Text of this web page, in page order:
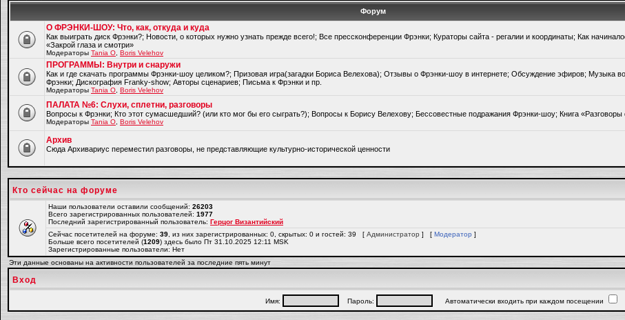
Форум
О ФРЭНКИ-ШОУ: Что, как, откуда и куда
Как выиграть диск Фрэнки?; Новости, о которых нужно узнать прежде всего!; Все прессконференции Фрэнки; Кураторы сайта - регалии и координаты; Как
«Закрой глаза и смотри»
Модераторы Tania O Boris Velehov
ПРОГРАММЫ: Внутри и снаружи
Как и где скачать программы Фрэнки-шоу целиком?; Призовая игра(загадки Бориса Велехова); Отзывы о Фрэнки-шоу в интернете; Обсуждение эфиров; Музыка
Фрэнки; Дискография Franky-show; Авторы сценариев; Письма к Фрэнки и пр.
Модераторы Tania O Boris Velehov
ПАЛАТА №6: Слухи, сплетни, разговоры
Вопросы к Фрэнки; Кто этот сумасшедший? (или кто мог бы его сыграть?); Вопросы к Борису Велехову; Бессовестные подражания Фрэнки-шоу; Книга «Разговоры
Модераторы Tania O Boris Velehov
Архив
Cюда Архивариус переместил разговоры, не представляющие культурно-исторической ценности
Кто сейчас на форуме
Наши пользователи оставили сообщений: 26203
Всего зарегистрированных пользователей: 1977
Последний зарегистрированный пользователь: Герцог Византийский
Сейчас посетителей на форуме: 39 , из них зарегистрированных: 0, скрытых: 0 и гостей: 39 [ Администратор ] [ Модератор ]
Больше всего посетителей (1209) здесь было Пт 31.10.2025 12:11 MSK
Зарегистрированные пользователи: Нет
Эти данные основаны на активности пользователей за последние пять минут
Вход
Имя: Пароль: Автоматически входить при каждом посещении